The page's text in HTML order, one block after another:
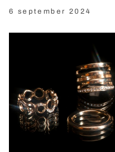
6 september 2024